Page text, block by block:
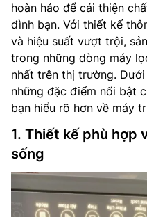
hoàn hảo để cải thiện
đình bạn. Với thiết kế
và hiệu suất vượt trội,
trong những dòng máy
nhất trên thị trường.
những đặc điểm nổi bật
bạn hiểu rõ hơn về máy
1. Thiết kế phù hợp
sống